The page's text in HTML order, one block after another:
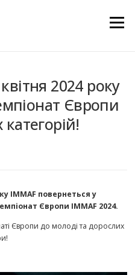
Меню
2024 року
Європи
категорій!
IMMAF повернеться у
Європи IMMAF 2024.
Європи до молоді та дорослих